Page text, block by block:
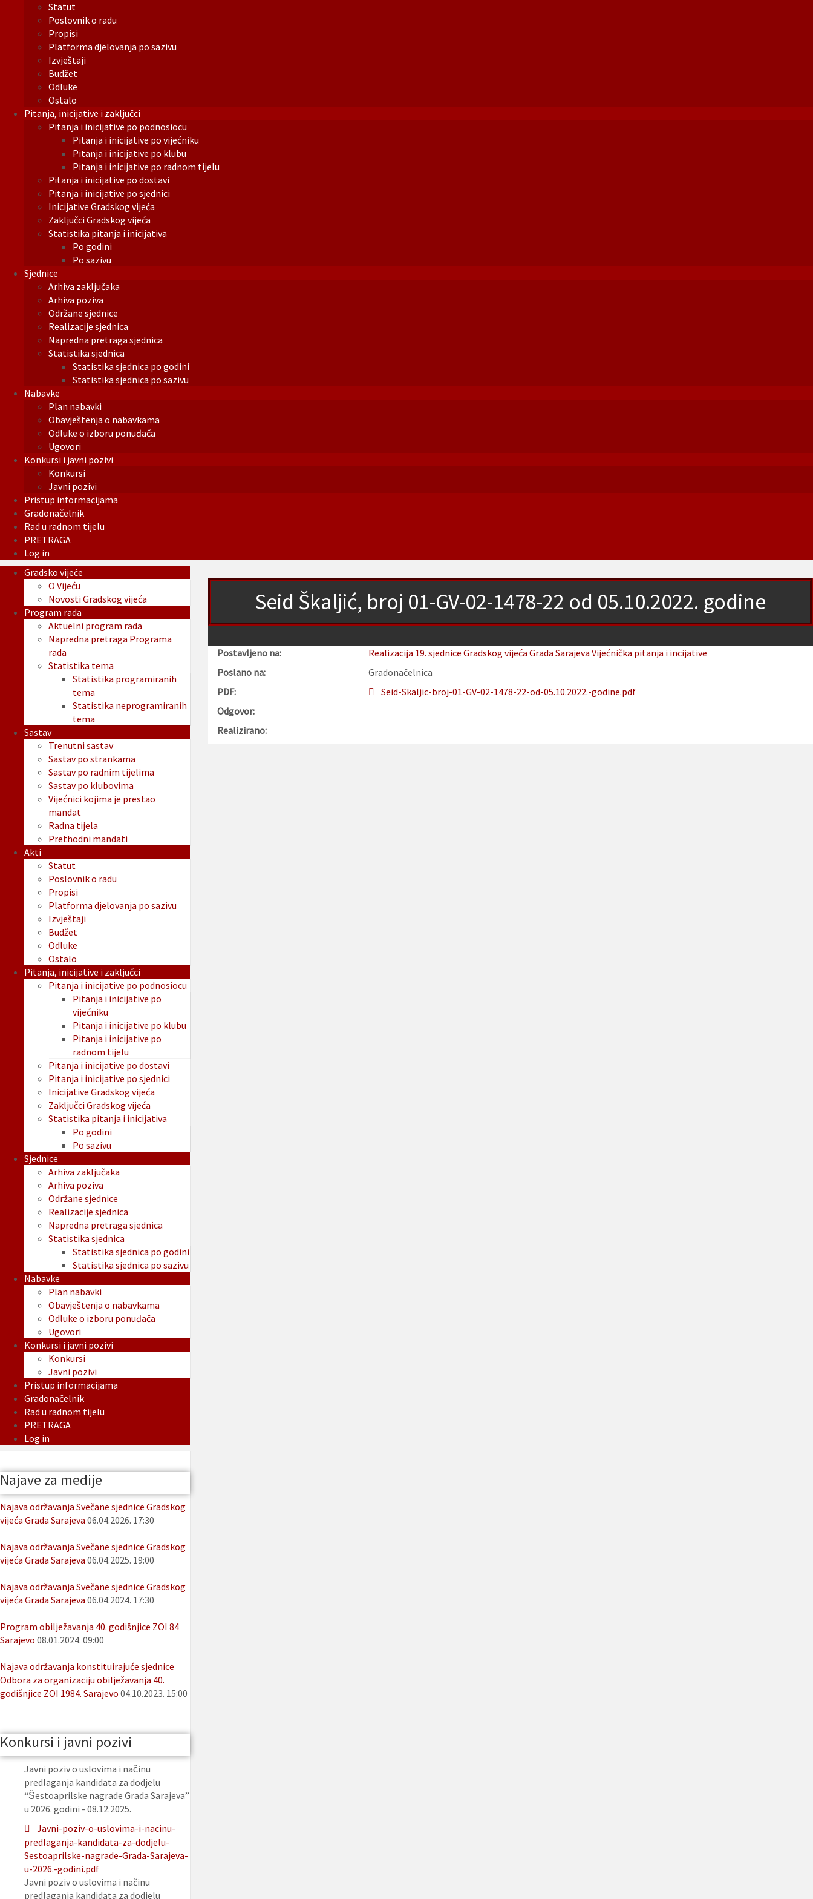
Statut
Poslovnik o radu
Propisi
Platforma djelovanja po sazivu
Izvještaji
Budžet
Odluke
Ostalo
Pitanja, inicijative i zaključci
Pitanja i inicijative po podnosiocu
Pitanja i inicijative po vijećniku
Pitanja i inicijative po klubu
Pitanja i inicijative po radnom tijelu
Pitanja i inicijative po dostavi
Pitanja i inicijative po sjednici
Inicijative Gradskog vijeća
Zaključci Gradskog vijeća
Statistika pitanja i inicijativa
Po godini
Po sazivu
Sjednice
Arhiva zaključaka
Arhiva poziva
Održane sjednice
Realizacije sjednica
Napredna pretraga sjednica
Statistika sjednica
Statistika sjednica po godini
Statistika sjednica po sazivu
Nabavke
Plan nabavki
Obavještenja o nabavkama
Odluke o izboru ponuđača
Ugovori
Konkursi i javni pozivi
Konkursi
Javni pozivi
Pristup informacijama
Gradonačelnik
Rad u radnom tijelu
PRETRAGA
Log in
Seid Škaljić, broj 01-GV-02-1478-22 od 05.10.2022. godine
Postavljeno na: Realizacija 19. sjednice Gradskog vijeća Grada Sarajeva Vijećnička pitanja i incijative
Poslano na:
Gradonačelnica
PDF:
Seid-Skaljic-broj-01-GV-02-1478-22-od-05.10.2022.-godine.pdf
Odgovor:
Realizirano:
Gradsko vijeće
O Vijeću
Novosti Gradskog vijeća
Program rada
Aktuelni program rada
Napredna pretraga Programa
rada
Statistika tema
Statistika programiranih
tema
Statistika neprogramiranih
tema
Sastav
Trenutni sastav
Sastav po strankama
Sastav po radnim tijelima
Sastav po klubovima
Vijećnici kojima je prestao
mandat
Radna tijela
Prethodni mandati
Akti
Statut
Poslovnik o radu
Propisi
Platforma djelovanja po sazivu
Izvještaji
Budžet
Odluke
Ostalo
Pitanja, inicijative i zaključci
Pitanja i inicijative po podnosiocu
Pitanja i inicijative po
vijećniku
Pitanja i inicijative po klubu
Pitanja i inicijative po
radnom tijelu
Pitanja i inicijative po dostavi
Pitanja i inicijative po sjednici
Inicijative Gradskog vijeća
Zaključci Gradskog vijeća
Statistika pitanja i inicijativa
Po godini
Po sazivu
Sjednice
Arhiva zaključaka
Arhiva poziva
Održane sjednice
Realizacije sjednica
Napredna pretraga sjednica
Statistika sjednica
Statistika sjednica po godini
Statistika sjednica po sazivu
Nabavke
Plan nabavki
Obavještenja o nabavkama
Odluke o izboru ponuđača
Ugovori
Konkursi i javni pozivi
Konkursi
Javni pozivi
Pristup informacijama
Gradonačelnik
Rad u radnom tijelu
PRETRAGA
Log in
Najave za medije
Najava održavanja Svečane sjednice Gradskog
vijeća Grada Sarajeva 06.04.2026. 17:30
Najava održavanja Svečane sjednice Gradskog
vijeća Grada Sarajeva 06.04.2025. 19:00
Najava održavanja Svečane sjednice Gradskog
vijeća Grada Sarajeva 06.04.2024. 17:30
Program obilježavanja 40. godišnjice ZOI 84
Sarajevo 08.01.2024. 09:00
Najava održavanja konstituirajuće sjednice
Odbora za organizaciju obilježavanja 40.
godišnjice ZOI 1984. Sarajevo 04.10.2023. 15:00
Konkursi i javni pozivi
Javni poziv o uslovima i načinu
predlaganja kandidata za dodjelu
“Šestoaprilske nagrade Grada Sarajeva”
u 2026. godini - 08.12.2025.
Javni-poziv-o-uslovima-i-nacinu-
predlaganja-kandidata-za-dodjelu-
Sestoaprilske-nagrade-Grada-Sarajeva-
u-2026.-godini.pdf
Javni poziv o uslovima i načinu
predlaganja kandidata za dodjelu